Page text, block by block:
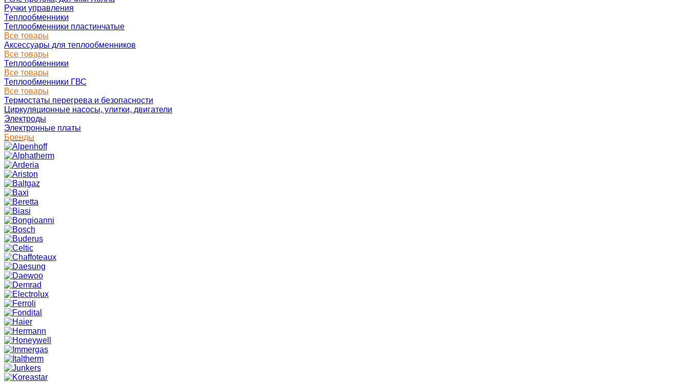
Ручки управления
Теплообменники
Теплообменники пластинчатые
Все товары
Аксессуары для теплообменников
Все товары
Теплообменники
Все товары
Теплообменники ГВС
Все товары
Термостаты перегрева и безопасности
Циркуляционные насосы, улитки, двигатели
Электроды
Электронные платы
Бренды